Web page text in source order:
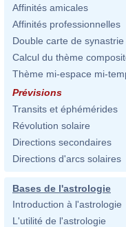
Affinités amicales
Affinités professionnelles
Double carte de synastrie
Calcul du thème
Thème mi-espace mi-
Prévisions
Transits et éphémérides
Révolution solaire
Directions secondaires
Directions d'arcs solaires
Bases de l'astrologie
Introduction à l'astrologie
L'utilité de l'astrologie